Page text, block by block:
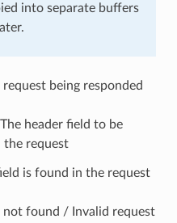
into separate buffers
request being responded
The header field to be
the request
is found in the request
not found / Invalid request